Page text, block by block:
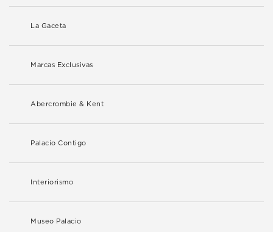
La Gaceta
Marcas Exclusivas
Abercrombie & Kent
Palacio Contigo
Interiorismo
Museo Palacio